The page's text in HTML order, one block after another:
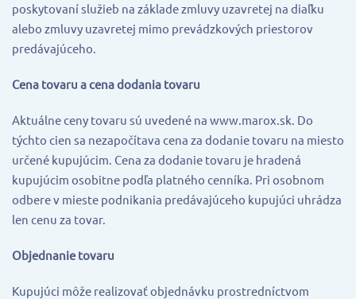
poskytovaní služieb na základe zmluvy uzavretej na diaľku
alebo zmluvy uzavretej mimo prevádzkových priestorov
predávajúceho.
Cena tovaru a cena dodania tovaru
Aktuálne ceny tovaru sú uvedené na www.marox.sk. Do
týchto cien sa nezapočítava cena za dodanie tovaru na miesto
určené kupujúcim. Cena za dodanie tovaru je hradená
kupujúcim osobitne podľa platného cenníka. Pri osobnom
odbere v mieste podnikania predávajúceho kupujúci uhrádza
len cenu za tovar.
Objednanie tovaru
Kupujúci môže realizovať objednávku prostredníctvom